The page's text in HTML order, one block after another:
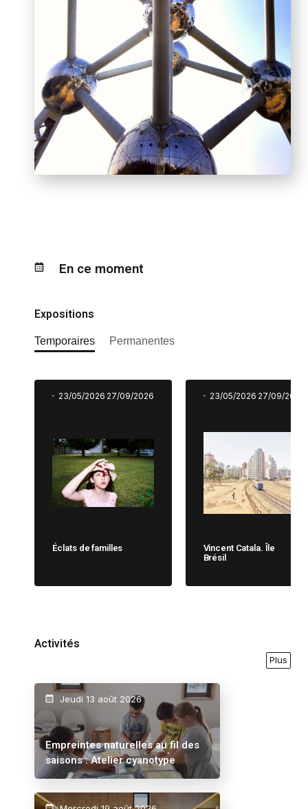
En ce moment
Expositions
Temporaires Permanentes
23/05/2026 27/09/2026
Éclats de familles
23/05/2026 27/09/2026
Vincent Catala. Île
Brésil
Activités
Plus
Jeudi 13 août 2026
Empreintes naturelles au fil des
saisons : Atelier cyanotype